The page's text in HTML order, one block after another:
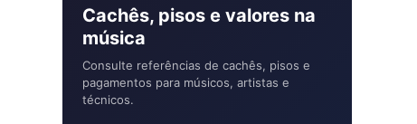
Cachês, pisos e valores na
música
Consulte referências de cachês, pisos e
pagamentos para músicos, artistas e
técnicos.